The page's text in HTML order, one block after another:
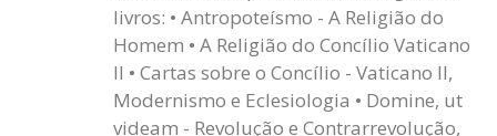
livros: • Antropoteísmo - A Religião do
Homem • A Religião do Concílio Vaticano
II • Cartas sobre o Concílio - Vaticano II,
Modernismo e Eclesiologia • Domine, ut
videam - Revolução e Contrarrevolução,